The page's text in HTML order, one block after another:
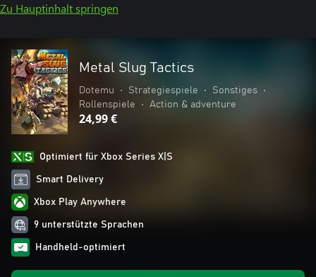
Zu Hauptinhalt springen
Metal Slug Tactics
Dotemu • Strategiespiele • Sonstiges
•
Rollenspiele
• Action & adventure
24,99 €
Optimiert für Xbox Series X|S
Smart Delivery
Xbox Play Anywhere
9 unterstützte Sprachen
Handheld-optimiert